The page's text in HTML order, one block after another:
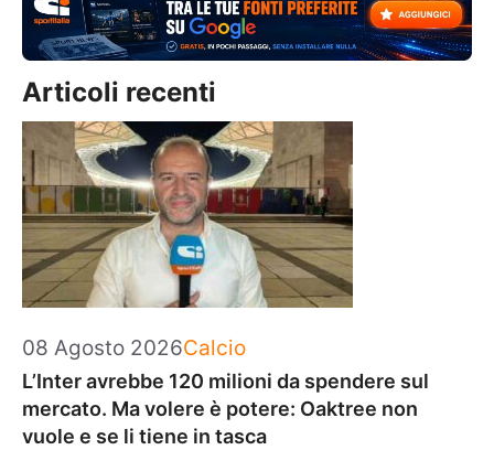
Articoli recenti
08 Agosto 2026Categorie
Calcio
L’Inter avrebbe 120 milioni da spendere sul
mercato. Ma volere è potere: Oaktree non
vuole e se li tiene in tasca